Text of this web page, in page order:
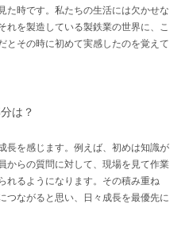
た時です。私たちの生活には欠かせな
れを製造している製鉄業の世界に、こ
とその時に初めて実感したのを覚えて
は？
長を感じます。例えば、初めは知識が
からの質問に対して、現場を見て作業
れるようになります。その積み重ね
つながると思い、日々成長を最優先に